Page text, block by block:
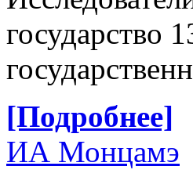
государство
[Подробнее]
ИА Монцамэ